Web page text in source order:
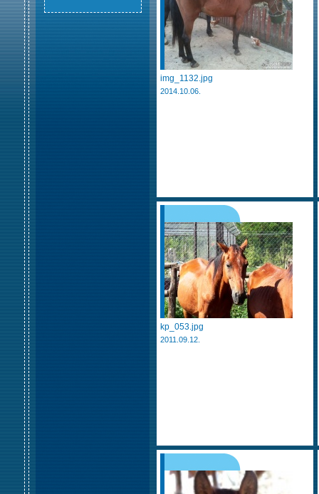
img_1132.jpg
2014.10.06.
kp_053.jpg
2011.09.12.